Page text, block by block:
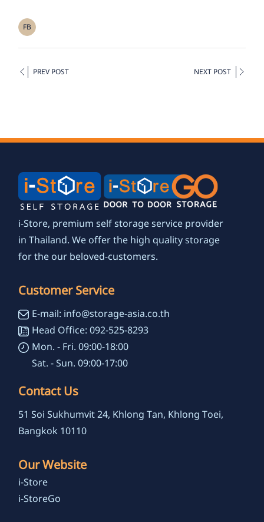
FB
PREV POST NEXT POST
i-Store, premium self storage service provider
in Thailand. We offer the high quality storage
for the our beloved-customers.
Customer Service
E-mail: info@storage-asia.co.th
Head Office: 092-525-8293
Mon. - Fri. 09:00-18:00
Sat. - Sun. 09:00-17:00
Contact Us
51 Soi Sukhumvit 24, Khlong Tan, Khlong Toei,
Bangkok 10110
Our Website
i-Store
i-StoreGo